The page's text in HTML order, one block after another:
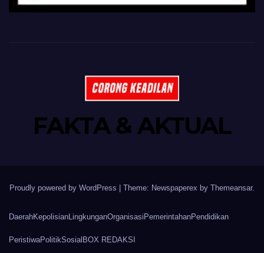
FAKTA & AKTUAL
Proudly powered by WordPress Theme: Newspaperex by Themeansar.
DaerahKepolisian LingkunganOrganisasi PemerintahanPendidikan
PeristiwaPolitikSosialBOX REDAKSI